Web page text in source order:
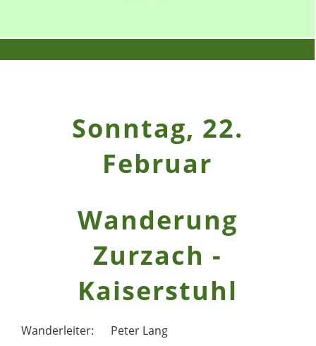
Sonntag, 22.
Februar
Wanderung
Zurzach -
Kaiserstuhl
Wanderleiter: Peter Lang